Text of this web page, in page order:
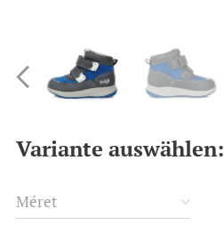
Variante auswählen:
Méret